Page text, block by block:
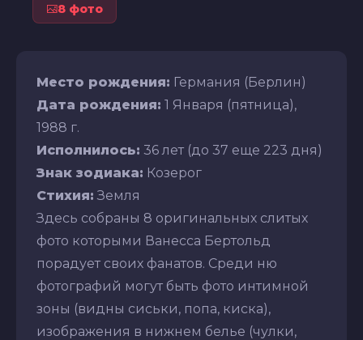
8 фото
Место рождения: Германия (Берлин)
Дата рождения: 1 Января (пятница),
1988 г.
Исполнилось: 36 лет (до 37 еще 223 дня)
Знак зодиака: Козерог
Стихия: Земля
Здесь собраны 8 оригинальных слитых
фото которыми Ванесса Бертольд
порадует своих фанатов. Среди ню
фотографий могут быть фото интимной
зоны (видны сиськи, попа, киска),
изображения в нижнем белье (чулки,